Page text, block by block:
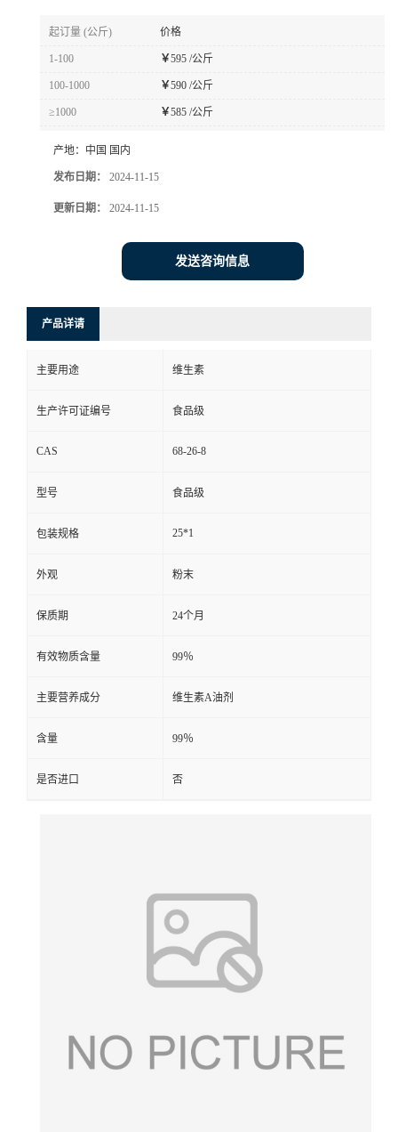
起订量 (公斤) 价格
1-100 ￥595 /公斤
100-1000 ￥590 /公斤
≥1000 ￥585 /公斤
产地： 中国 国内
发布日期： 2024-11-15
更新日期： 2024-11-15
发送咨询信息
产品详请
主要用途 维生素
生产许可证编号 食品级
CAS 68-26-8
型号 食品级
包装规格 25*1
外观 粉末
保质期 24个月
有效物质含量 99％
主要营养成分 维生素A油剂
含量 99％
是否进口 否